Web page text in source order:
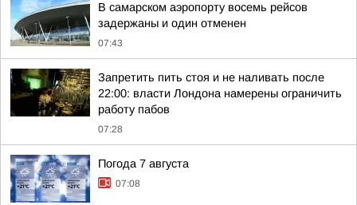
В самарском аэропорту восемь рейсов
задержаны и один отменен
07:43
Запретить пить стоя и не наливать после
22:00: власти Лондона намерены ограничить
работу пабов
07:28
Погода 7 августа
07:08